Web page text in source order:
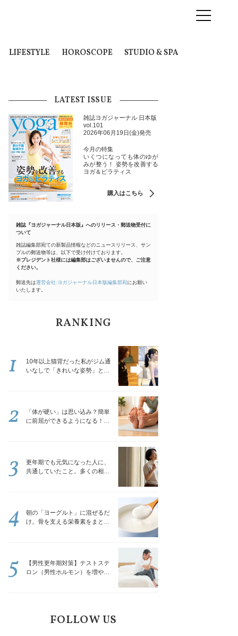
LIFESTYLE HOROSCOPE STUDIO & SPA
LATEST ISSUE
雑誌ヨガジャーナル 日本版
vol.101
2026年06月19日(金)発売
今月の特集
いくつになっても体のゆが
みが整う！ 姿勢を改善する
ヨガ＆ピラティス
購入はこちら
雑誌『ヨガジャーナル日本版』へのリリース・郵送物受付に
ついて
雑誌編集部宛ての新製品情報などのニュースリリース、サン
プルの郵送物等は、以下で受け付けております。
※プレジデント社様には編集部はございませんので、ご注意
ください。
郵送先は運営会社:ヨガジャーナル日本版編集部宛にお願い
いたします。
RANKING
10年以上猫背だった私がジム通
いなしで「きれいな姿勢」と褒
1
「体が硬い」は思い込み？簡単
に前屈ができるようになる！腿
2
更年期でも元気になった人に、
共通していたこと。多くの相談
3
朝の「ヨーグルト」に混ぜるだ
け。骨を支える栄養素をまとめ
4
【男性更年期対策】テストステ
ロン（男性ホルモン）を増やす
5
FOLLOW US